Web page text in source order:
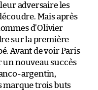
adversaire les
Mais après
d’Olivier
sur la première
Avant de voir Paris
un nouveau succès
argentin,
marque trois buts